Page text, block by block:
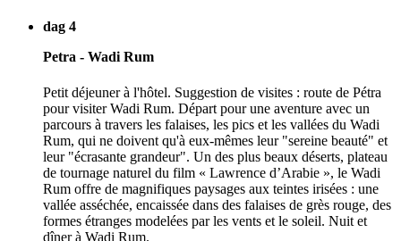
dag 4
Petra - Wadi Rum
Petit déjeuner à l'hôtel. Suggestion de visites : route de Pétra
pour visiter Wadi Rum. Départ pour une aventure avec un
parcours à travers les falaises, les pics et les vallées du Wadi
Rum, qui ne doivent qu'à eux-mêmes leur "sereine beauté" et
leur "écrasante grandeur". Un des plus beaux déserts, plateau
de tournage naturel du film « Lawrence d’Arabie », le Wadi
Rum offre de magnifiques paysages aux teintes irisées : une
vallée asséchée, encaissée dans des falaises de grès rouge, des
formes étranges modelées par les vents et le soleil. Nuit et
dîner à Wadi Rum.